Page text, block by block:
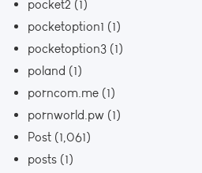
pocket2 (1)
pocketoption1 (1)
pocketoption3 (1)
poland (1)
porncom.me (1)
pornworld.pw (1)
Post (1,061)
posts (1)